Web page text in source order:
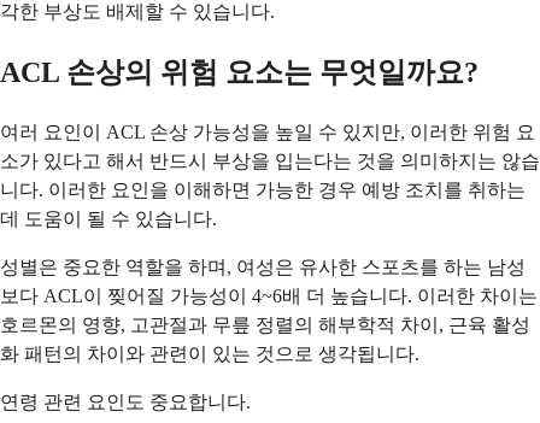
각한 부상도 배제할 수 있습니다.
ACL 손상의 위험 요소는 무엇일까요?
여러 요인이 ACL 손상 가능성을 높일 수 있지만, 이러한 위험 요
소가 있다고 해서 반드시 부상을 입는다는 것을 의미하지는 않습
니다. 이러한 요인을 이해하면 가능한 경우 예방 조치를 취하는
데 도움이 될 수 있습니다.
성별은 중요한 역할을 하며, 여성은 유사한 스포츠를 하는 남성
보다 ACL이 찢어질 가능성이 4~6배 더 높습니다. 이러한 차이는
호르몬의 영향, 고관절과 무릎 정렬의 해부학적 차이, 근육 활성
화 패턴의 차이와 관련이 있는 것으로 생각됩니다.
연령 관련 요인도 중요합니다.